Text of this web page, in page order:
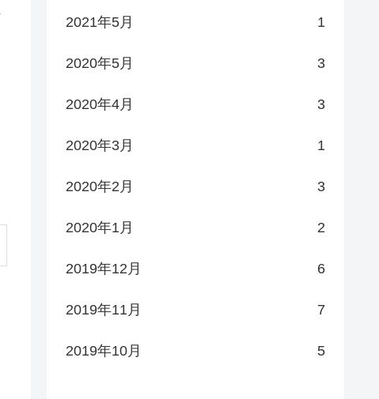
2021年5月 1
2020年5月 3
2020年4月 3
2020年3月 1
2020年2月 3
2020年1月 2
2019年12月 6
2019年11月 7
2019年10月 5